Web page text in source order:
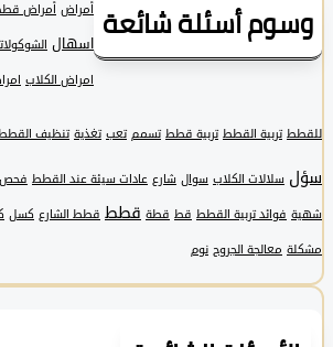
أسئلة شائعة أمراض قطط
اسهال الشوكولاتة القطة
امراض الكلاب امراض
تربية القطط تربية قطط تسمم تعب تغذية تنظيف القطط دراي
سلالات الكلاب سوال شارع عادات سيئة عند القطط فحص القطط
فوائد تربية القطط قط قطة قطط قطط الشارع كسل كلاب
معالجة الجروح نوم